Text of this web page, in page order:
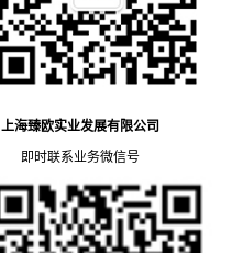
上海臻欧实业发展有限公司
即时联系业务微信号